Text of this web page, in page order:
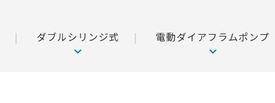
ダブルシリンジ式 電動ダイアフラムポンプ